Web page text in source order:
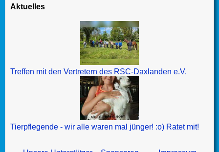
Aktuelles
Treffen mit den Vertretern des RSC-Daxlanden e.V.
Tierpflegende - wir alle waren mal jünger! :o) Ratet mit!